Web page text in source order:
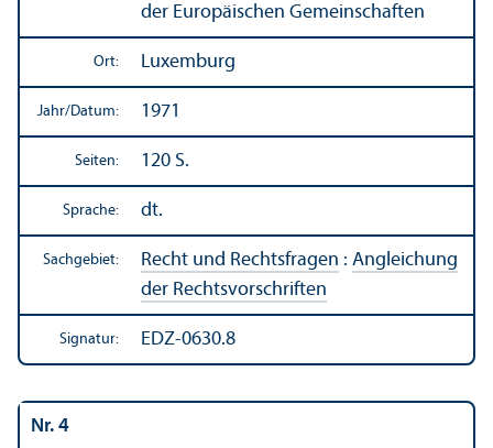
der Europäischen Gemeinschaften
Ort: Luxemburg
Jahr/Datum: 1971
Seiten: 120 S.
Sprache: dt.
Sachgebiet: Recht und Rechts­fragen : Angleich­ung
der Rechts­vorschriften
Signatur: EDZ-0630.8
Nr. 4